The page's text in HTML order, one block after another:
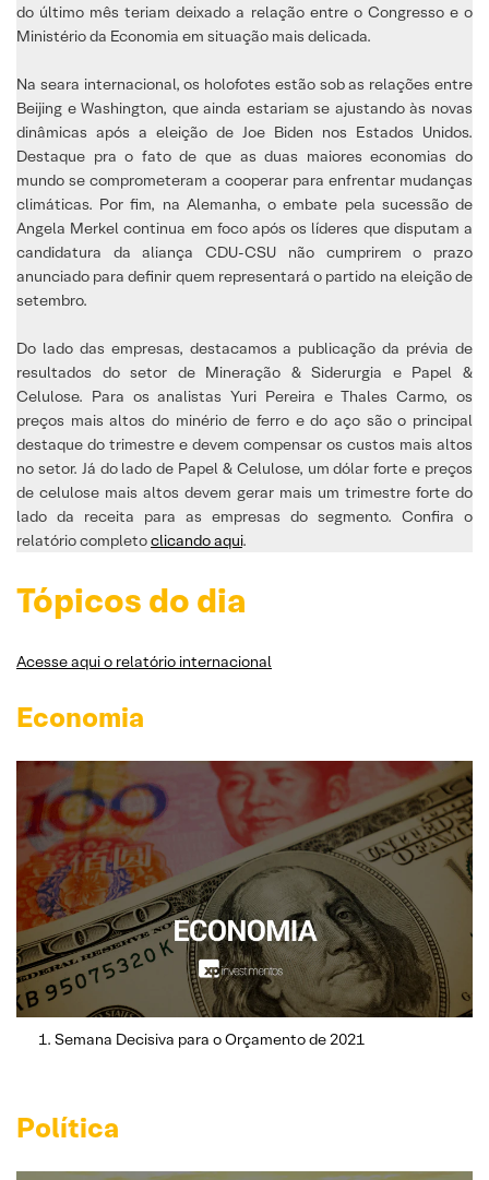
do último mês teriam deixado a relação entre o Congresso e o
Ministério da Economia em situação mais delicada.
Na seara internacional, os holofotes estão sob as relações entre
Beijing e Washington, que ainda estariam se ajustando às novas
dinâmicas após a eleição de Joe Biden nos Estados Unidos.
Destaque pra o fato de que as duas maiores economias do
mundo se comprometeram a cooperar para enfrentar mudanças
climáticas. Por fim, na Alemanha, o embate pela sucessão de
Angela Merkel continua em foco após os líderes que disputam a
candidatura da aliança CDU-CSU não cumprirem o prazo
anunciado para definir quem representará o partido na eleição de
setembro.
Do lado das empresas, destacamos a publicação da prévia de
resultados do setor de Mineração & Siderurgia e Papel &
Celulose. Para os analistas Yuri Pereira e Thales Carmo, os
preços mais altos do minério de ferro e do aço são o principal
destaque do trimestre e devem compensar os custos mais altos
no setor. Já do lado de Papel & Celulose, um dólar forte e preços
de celulose mais altos devem gerar mais um trimestre forte do
lado da receita para as empresas do segmento. Confira o
relatório completoclicando aqui.
Tópicos do dia
Acesse aqui o relatório internacional
Economia
Semana Decisiva para o Orçamento de 2021
Política